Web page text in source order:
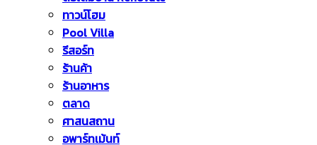
ทาวน์โฮม
Pool Villa
รีสอร์ท
ร้านค้า
ร้านอาหาร
ตลาด
ศาสนสถาน
อพาร์ทเม้นท์